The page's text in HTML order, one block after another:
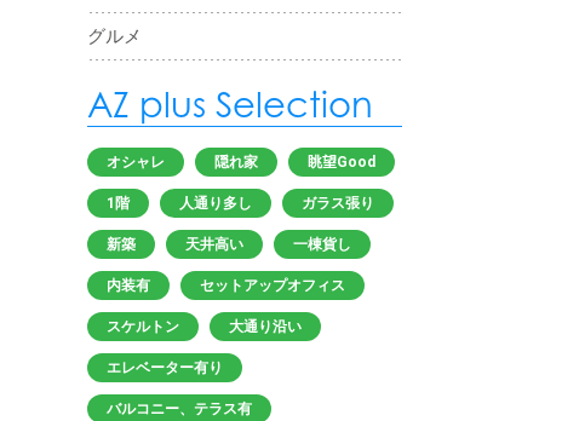
グルメ
AZ plus Selection
オシャレ 隠れ家 眺望Good
1階 人通り多し ガラス張り
新築 天井高い 一棟貨し
内装有 セットアップオフィス
スケルトン 大通り沿い
エレベーター有り
バルコニー、テラス有